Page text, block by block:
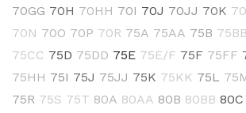
70GG 70H 70HH 70I 70J 70JJ 70K
70N 70O 70P 70R 75A 75AA 75B 75BB
75CC 75D 75DD 75E 75E/F 75F 75FF
75HH 75I 75J 75JJ 75K 75KK 75L
75R 75S 75T 80A 80AA 80B 80BB 80C